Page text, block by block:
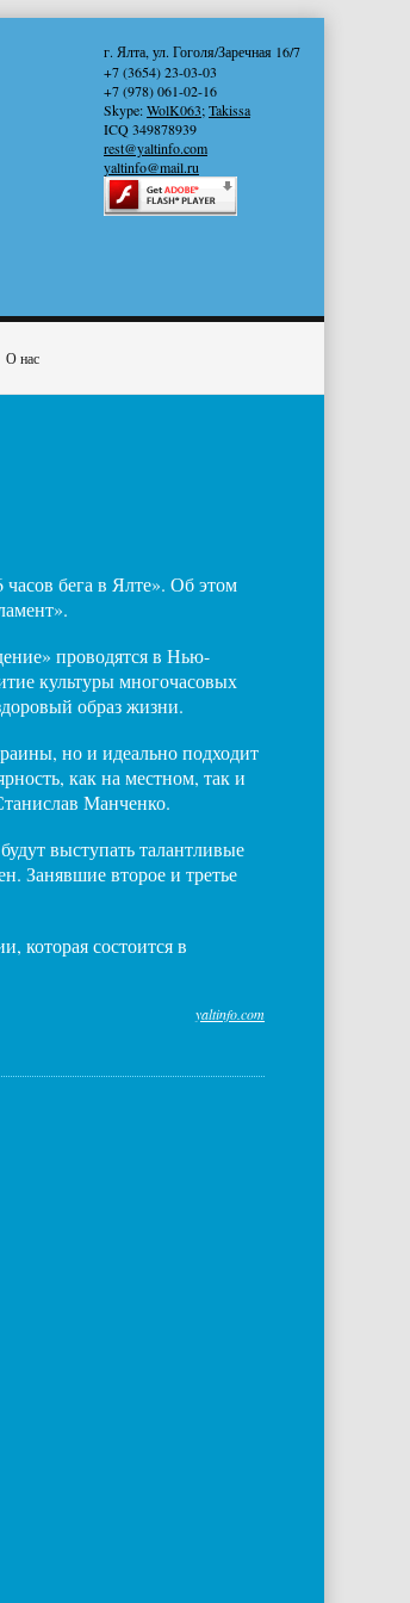
г. Ялта, ул. Гоголя/Заречная 16/7
+7 (3654) 23-03-03
+7 (978) 061-02-16
Skype:WolK063;Takissa
ICQ 349878939
rest@yaltinfo.com
yaltinfo@mail.ru
О нас
бега в Ялте». Об этом
проводятся в Нью-
культуры многочасовых
образ жизни.
но и идеально подходит
как на местном, так и
Манченко.
выступать талантливые
Занявшие второе и третье
которая состоится в
yaltinfo.com